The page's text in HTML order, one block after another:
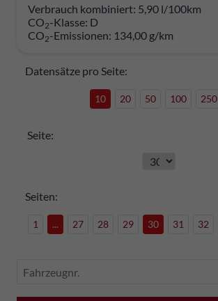
Verbrauch kombiniert: 5,90 l/100km
CO2-Klasse: D
CO2-Emissionen: 134,00 g/km
Datensätze pro Seite:
10 20 50 100 250
Seite:
Seiten:
1 ... 27 28 29 30 31 32
Fahrzeugnr.